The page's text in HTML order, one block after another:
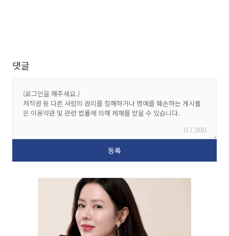
댓글
0 / 300